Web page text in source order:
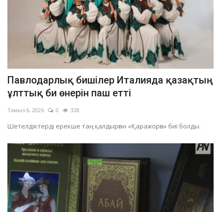
Павлодарлық бишілер Италияда қазақтың
ұлттық би өнерін паш етті
Тамыз 6, 2026 0 328
Шетелдіктерді ерекше таң қалдырған «Қаражорға» биі болды.